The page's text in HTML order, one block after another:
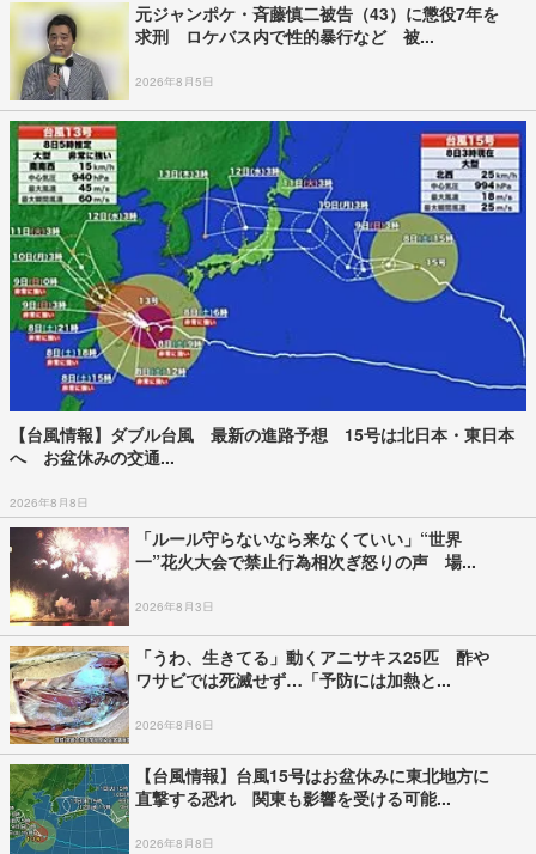
元ジャンポケ・斉藤慎二被告（43）に懲役7年を
求刑 ロケバス内で性的暴行など 被...
2026年8月5日
【台風情報】ダブル台風 最新の進路予想 15号は北日本・東日本
へ お盆休みの交通...
2026年8月8日
「ルール守らないなら来なくていい」“世界
一”花火大会で禁止行為相次ぎ怒りの声 場...
2026年8月3日
「うわ、生きてる」動くアニサキス25匹 酢や
ワサビでは死滅せず…「予防には加熱と...
2026年8月6日
【台風情報】台風15号はお盆休みに東北地方に
直撃する恐れ 関東も影響を受ける可能...
2026年8月8日